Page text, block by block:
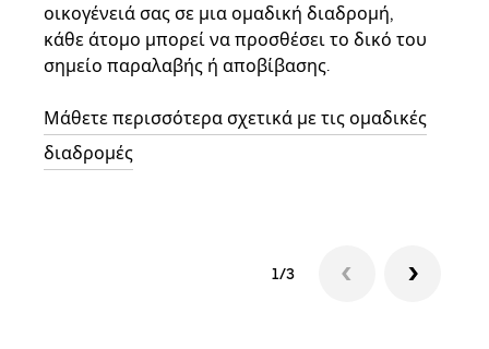
οικογένειά σας σε μια ομαδική διαδρομή,
κάθε άτομο μπορεί να προσθέσει το δικό του
σημείο παραλαβής ή αποβίβασης.
Μάθετε περισσότερα σχετικά με τις ομαδικές
διαδρομές
1/3